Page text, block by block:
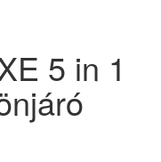
5 in 1